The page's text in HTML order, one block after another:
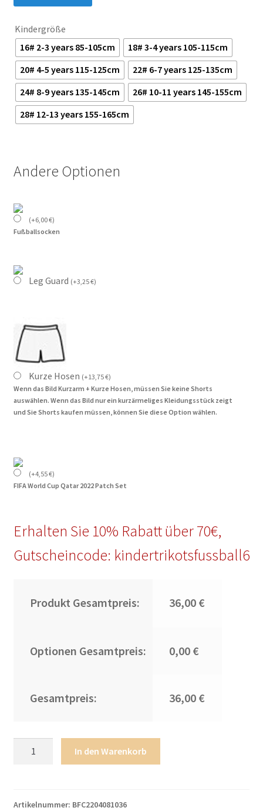
Kindergröße
16# 2-3 years 85-105cm
18# 3-4 years 105-115cm
20# 4-5 years 115-125cm
22# 6-7 years 125-135cm
24# 8-9 years 135-145cm
26# 10-11 years 145-155cm
28# 12-13 years 155-165cm
Andere Optionen
(+6,00€)
Fußballsocken
Leg Guard (+3,25€)
Kurze Hosen (+13,75€)
Wenn das Bild Kurzarm + Kurze Hosen, müssen Sie keine Shorts
auswählen. Wenn das Bild nur ein kurzärmeliges Kleidungsstück zeigt
und Sie Shorts kaufen müssen, können Sie diese Option wählen.
(+4,55€)
FIFA World Cup Qatar 2022 Patch Set
Erhalten Sie 10% Rabatt über 70€,
Gutscheincode: kindertrikotsfussball6
Produkt Gesamtpreis: 36,00 €
Optionen Gesamtpreis: 0,00 €
Gesamtpreis: 36,00 €
in
In den Warenkorb
Artikelnummer: BFC2204081036